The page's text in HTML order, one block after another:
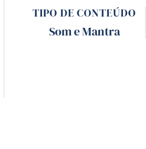
TIPO DE CONTEÚDO
Som e Mantra